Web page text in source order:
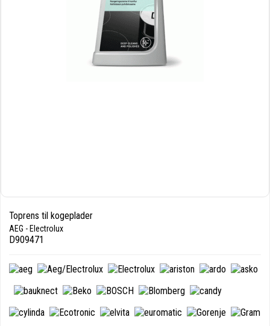
Toprens til kogeplader
AEG - Electrolux
D909471